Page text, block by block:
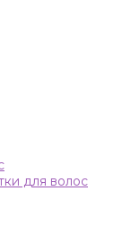
для волос